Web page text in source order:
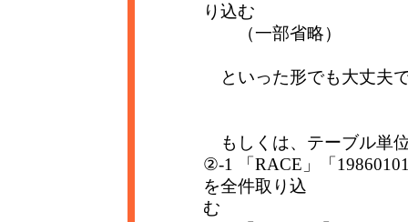
り込む
（一部省略）
といった形でも大丈夫
もしくは、テーブル単
②-1 「RACE」「
を全件取り込
む